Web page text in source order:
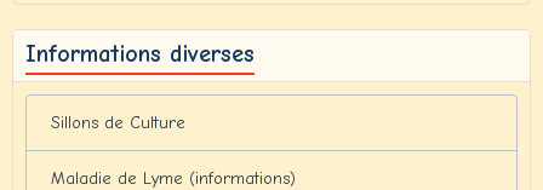
Informations diverses
Sillons de Culture
Maladie de Lyme (informations)